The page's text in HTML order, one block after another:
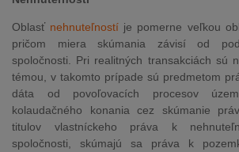
Oblasť nehnuteľností je pomerne veľkou
pričom miera skúmania závisí od
spoločnosti. Pri realitných transakciách sú
témou, v takomto prípade sú predmetom
dáta od povoľovacích procesov
kolaudačného konania cez skúmanie
titulov vlastníckeho práva k
spoločnosti, skúmajú sa práva k